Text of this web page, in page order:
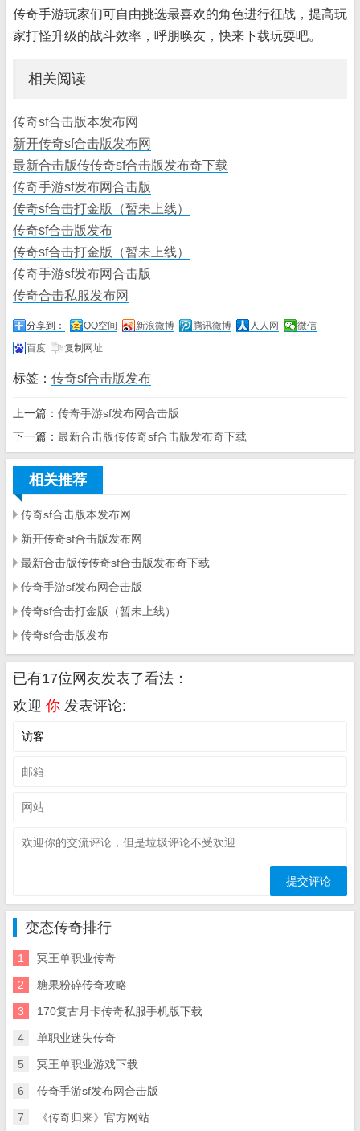
传奇手游玩家们可自由挑选最喜欢的角色进行征战，提高玩
家打怪升级的战斗效率，呼朋唤友，快来下载玩耍吧。
相关阅读
传奇sf合击版本发布网
新开传奇sf合击版发布网
最新合击版传传奇sf合击版发布奇下载
传奇手游sf发布网合击版
传奇sf合击打金版（暂未上线）
传奇sf合击版发布
传奇sf合击打金版（暂未上线）
传奇手游sf发布网合击版
传奇合击私服发布网
分享到： QQ空间 新浪微博 腾讯微博 人人网
微信
百度
复制网址
标签： 传奇sf合击版发布
上一篇： 传奇手游sf发布网合击版
下一篇： 最新合击版传传奇sf合击版发布奇下载
相关推荐
传奇sf合击版本发布网
新开传奇sf合击版发布网
最新合击版传传奇sf合击版发布奇下载
传奇手游sf发布网合击版
传奇sf合击打金版（暂未上线）
传奇sf合击版发布
已有17位网友发表了看法：
欢迎 你 发表评论:
变态传奇排行
1 冥王单职业传奇
2 糖果粉碎传奇攻略
3 170复古月卡传奇私服手机版下载
4 单职业迷失传奇
5 冥王单职业游戏下载
6 传奇手游sf发布网合击版
7 《传奇归来》官方网站